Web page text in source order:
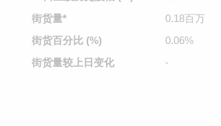
街货量*
0.18百万
街货百分比 (%)
0.06%
街货量较 上日变化 -